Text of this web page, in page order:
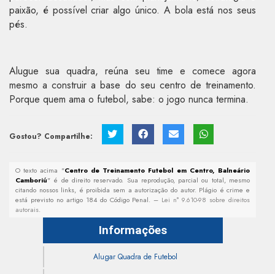
paixão, é possível criar algo único. A bola está nos seus
pés.
Alugue sua quadra, reúna seu time e comece agora
mesmo a construir a base do seu centro de treinamento.
Porque quem ama o futebol, sabe: o jogo nunca termina.
Gostou? Compartilhe:
O texto acima "Centro de Treinamento Futebol em Centro, Balneário
Camboriú" é de direito reservado. Sua reprodução, parcial ou total, mesmo
citando nossos links, é proibida sem a autorização do autor. Plágio é crime e
está previsto no artigo 184 do Código Penal. – Lei n° 9.610-98 sobre direitos
autorais.
Informações
Alugar Quadra de Futebol